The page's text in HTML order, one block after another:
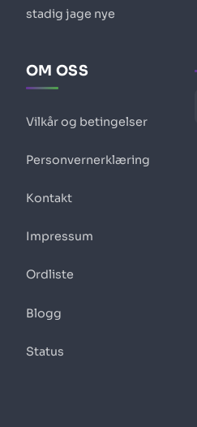
stadig jage nye
OM OSS
Vilkår og betingelser
Personvernerklæring
Kontakt
Impressum
Ordliste
Blogg
Status